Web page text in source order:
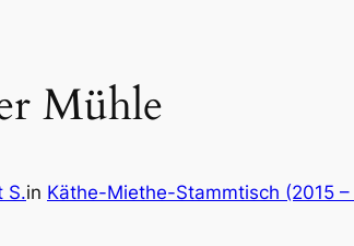
Mühle
S.in Käthe-Miethe-Stammtisch (2015 –